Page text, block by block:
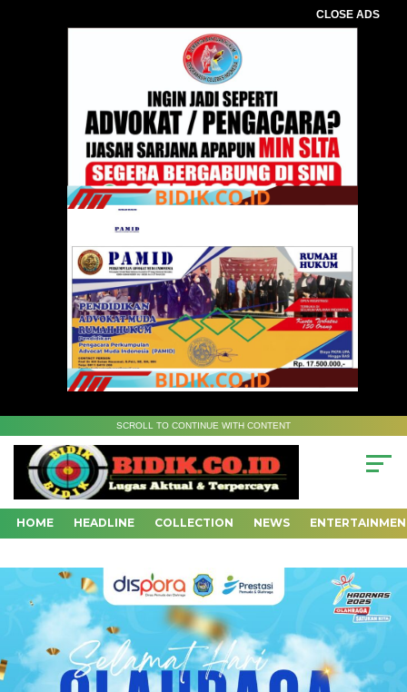
CLOSE ADS
SCROLL TO CONTINUE WITH CONTENT
HOME HEADLINE COLLECTION NEWS